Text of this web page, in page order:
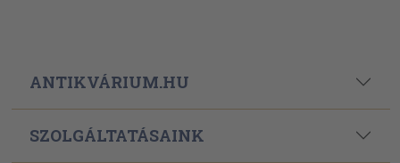
ANTIKVÁRIUM.HU
SZOLGÁLTATÁSAINK